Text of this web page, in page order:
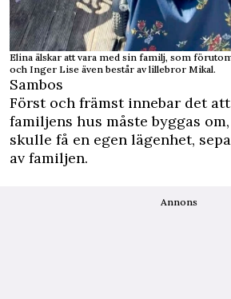
Elina älskar att vara med sin familj, som
och Inger Lise även består av lillebror Mikal.
Sambos
Först och främst innebar det
familjens hus måste byggas
skulle få en egen lägenhet,
av familjen.
Annons